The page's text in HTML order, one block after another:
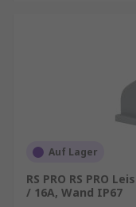
Auf Lager
RS PRO RS PRO
/ 16A, Wand IP67